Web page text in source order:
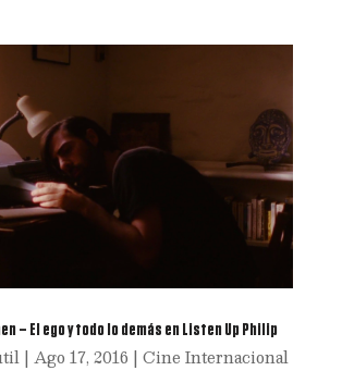
– El ego y todo lo demás en Listen Up Philip
| Ago 17, 2016 | Cine Internacional